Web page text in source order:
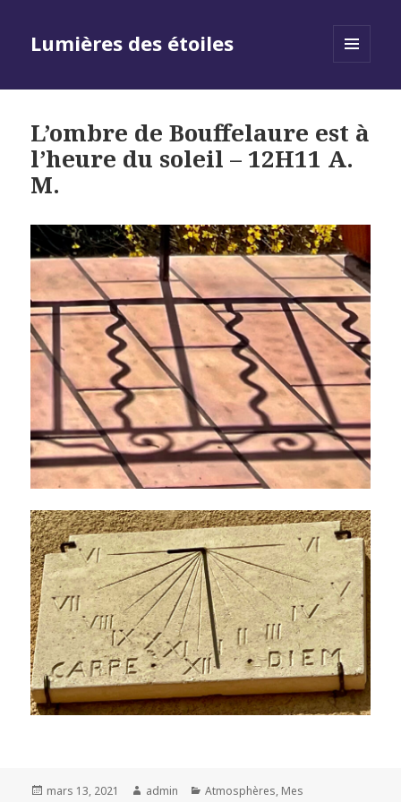
Lumières des étoiles
L’ombre de Bouffelaure est à
l’heure du soleil – 12H11 A.
M.
Posted
mars 13, 2021 Author
admin Categories
Atmosphères, Mes